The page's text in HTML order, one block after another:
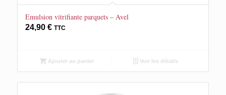
Emulsion vitrifiante parquets – Avel
24,90 € TTC
Ajouter au panier Voir les détails